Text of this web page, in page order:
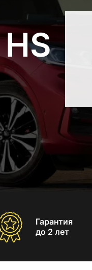
Гарантия
до 2 лет